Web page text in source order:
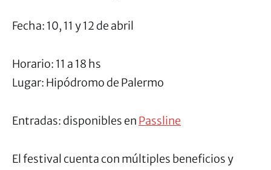
Fecha: 10, 11 y 12 de abril
Horario: 11 a 18 hs
Lugar: Hipódromo de Palermo
Entradas: disponibles en Passline
El festival cuenta con múltiples beneficios y